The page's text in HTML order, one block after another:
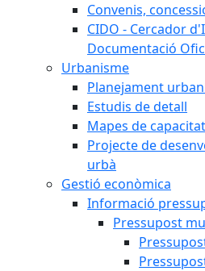
Convenis,
CIDO - Cercador
Documentació
Urbanisme
Planejament
Estudis de detall
Mapes de
Projecte de
urbà
Gestió econòmica
Informació
Pressupost